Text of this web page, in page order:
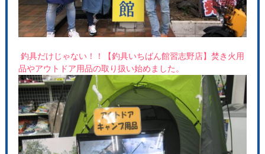
釣具だけじゃない！！【釣具いちばん館習志野店】焚き火用
品やアウトドア用品の取り扱い始めました。